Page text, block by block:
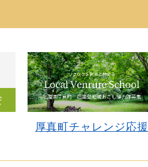
厚真町チャレンジ応援